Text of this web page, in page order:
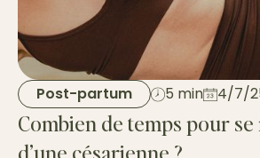
Post-partum 5 min 4/7/
Combien de temps pour
d’une césarienne ?